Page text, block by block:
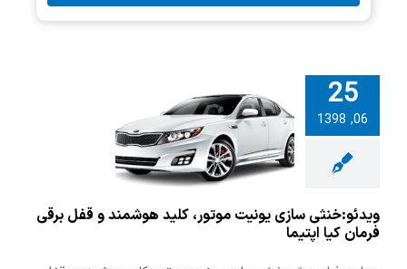
25
06, 1398سازی
کلید
و قفل برقی
کیا اپتیما
ویدئو:خنثی سازی یونیت موتور، کلید هوشمند و قفل برقی
فرمان کیا اپتیما